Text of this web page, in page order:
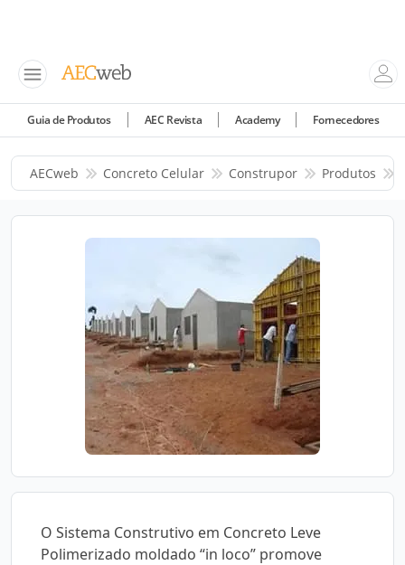
Guia de Produtos AEC Revista Academy Fornecedores
AECweb Concreto Celular Construpor Produtos
O Sistema Construtivo em Concreto Leve
Polimerizado moldado “in loco” promove